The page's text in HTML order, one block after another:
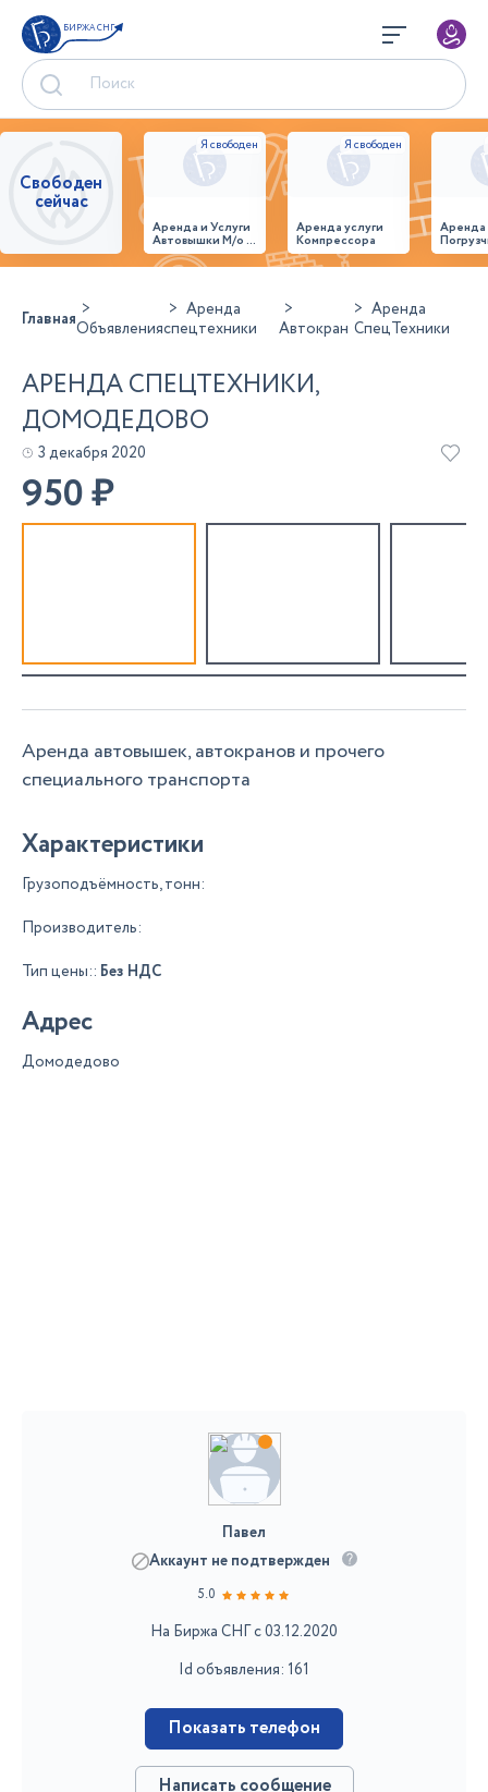
БИРЖА СНГ
Свободен
сейчас
Аренда и Услуги
Автовышки М/о г.
Домодедово
26,28,32 место
Аренда услуги
Компрессора
ГлавнаяОбъявления
Аренда
спецтехники
Автокран
Аренда
СпецТехники
АРЕНДА СПЕЦТЕХНИКИ,
ДОМОДЕДОВО
3 декабря 2020
950₽
Аренда автовышек, автокранов и прочего
специального транспорта
Характеристики
Грузоподъёмность, тонн:
Производитель:
Тип цены:: Без НДС
Адрес
Домодедово
Павел
Аккаунт не подтвержден
5.0
На Биржа СНГ с 03.12.2020
Id объявления: 161
Показать телефон
Написать сообщение